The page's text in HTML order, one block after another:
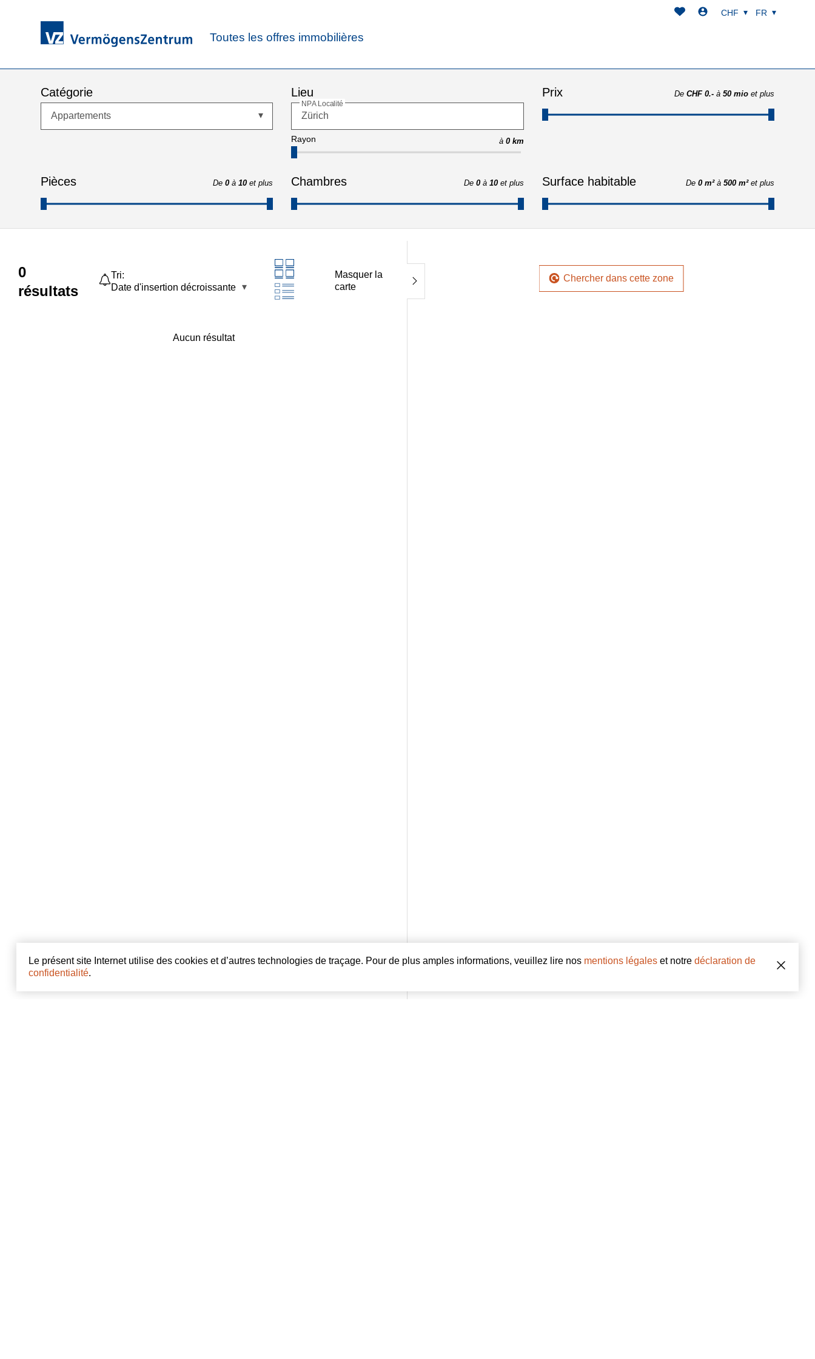
Toutes les offres immobilières
CHF FR
Catégorie
Appartements
Lieu
NPA Localité
Rayon à 0 km
Prix De CHF 0.- à 50 mio et plus
Pièces De 0 à 10 et plus Chambres De 0 à 10 et plus Surface habitable De 0 m² à 500 m² et plus
0
résultats
Tri:
Date d'insertion décroissante
Masquer la
carte
Aucun résultat
Chercher dans cette zone
Le présent site Internet utilise des cookies et d’autres technologies de traçage. Pour de plus amples informations, veuillez lire nos mentions légaleset notre déclaration de
confidentialité.